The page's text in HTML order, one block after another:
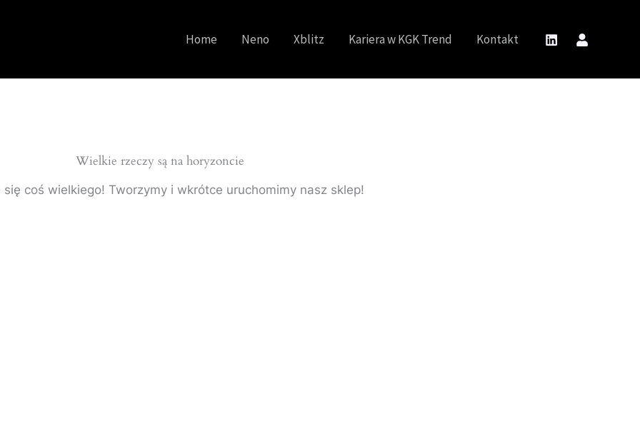
Home Neno Xblitz Kariera w KGK Trend Kontakt
Wielkie rzeczy są na horyzoncie
się coś wielkiego! Tworzymy i wkrótce uruchomimy nasz sklep!